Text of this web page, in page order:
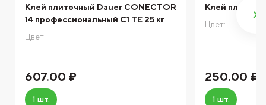
Клей плиточный Dauer CONECTOR
14 профессиональный С1 TЕ 25 кг
Цвет:
607.00 ₽
1 шт.
Клей
Цвет:
250.00 ₽
1 шт.